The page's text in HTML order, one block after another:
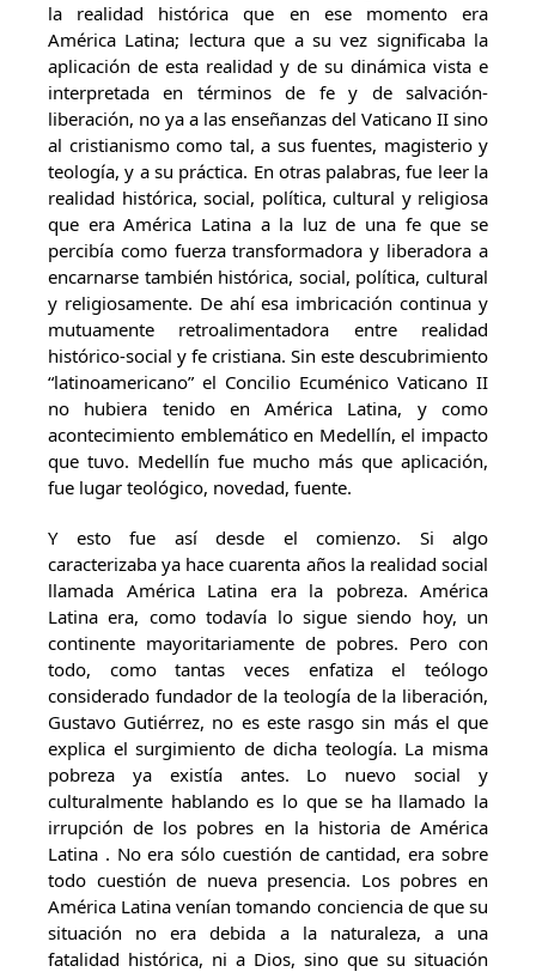
la realidad histórica que en ese momento era
América Latina; lectura que a su vez significaba la
aplicación de esta realidad y de su dinámica vista e
interpretada en términos de fe y de salvación-
liberación, no ya a las enseñanzas del Vaticano II sino
al cristianismo como tal, a sus fuentes, magisterio y
teología, y a su práctica. En otras palabras, fue leer la
realidad histórica, social, política, cultural y religiosa
que era América Latina a la luz de una fe que se
percibía como fuerza transformadora y liberadora a
encarnarse también histórica, social, política, cultural
y religiosamente. De ahí esa imbricación continua y
mutuamente retroalimentadora entre realidad
histórico-social y fe cristiana. Sin este descubrimiento
“latinoamericano” el Concilio Ecuménico Vaticano II
no hubiera tenido en América Latina, y como
acontecimiento emblemático en Medellín, el impacto
que tuvo. Medellín fue mucho más que aplicación,
fue lugar teológico, novedad, fuente.
Y esto fue así desde el comienzo. Si algo
caracterizaba ya hace cuarenta años la realidad social
llamada América Latina era la pobreza. América
Latina era, como todavía lo sigue siendo hoy, un
continente mayoritariamente de pobres. Pero con
todo, como tantas veces enfatiza el teólogo
considerado fundador de la teología de la liberación,
Gustavo Gutiérrez, no es este rasgo sin más el que
explica el surgimiento de dicha teología. La misma
pobreza ya existía antes. Lo nuevo social y
culturalmente hablando es lo que se ha llamado la
irrupción de los pobres en la historia de América
Latina . No era sólo cuestión de cantidad, era sobre
todo cuestión de nueva presencia. Los pobres en
América Latina venían tomando conciencia de que su
situación no era debida a la naturaleza, a una
fatalidad histórica, ni a Dios, sino que su situación